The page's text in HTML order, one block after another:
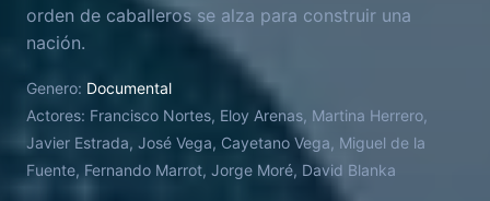
orden de caballeros se alza para construir una
nación.
Genero: Documental
Actores: Francisco Nortes, Eloy Arenas, Martina Herrero,
Javier Estrada, José Vega, Cayetano Vega, Miguel de la
Fuente, Fernando Marrot, Jorge Moré, David Blanka